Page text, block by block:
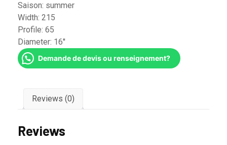
Saison: summer
Width: 215
Profile: 65
Diameter: 16''
Demande de devis ou renseignement?
Reviews (0)
Reviews